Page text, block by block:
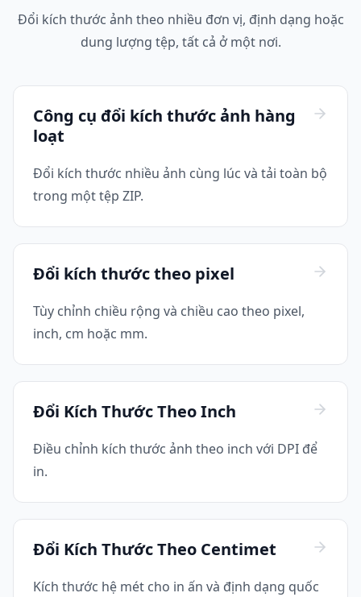
Đổi kích thước ảnh theo nhiều đơn vị, định dạng hoặc
dung lượng tệp, tất cả ở một nơi.
Công cụ đổi kích thước ảnh hàng
loạt
Đổi kích thước nhiều ảnh cùng lúc và tải toàn bộ
trong một tệp ZIP.
Đổi kích thước theo pixel
Tùy chỉnh chiều rộng và chiều cao theo pixel,
inch, cm hoặc mm.
Đổi Kích Thước Theo Inch
Điều chỉnh kích thước ảnh theo inch với DPI để
in.
Đổi Kích Thước Theo Centimet
Kích thước hệ mét cho in ấn và định dạng quốc